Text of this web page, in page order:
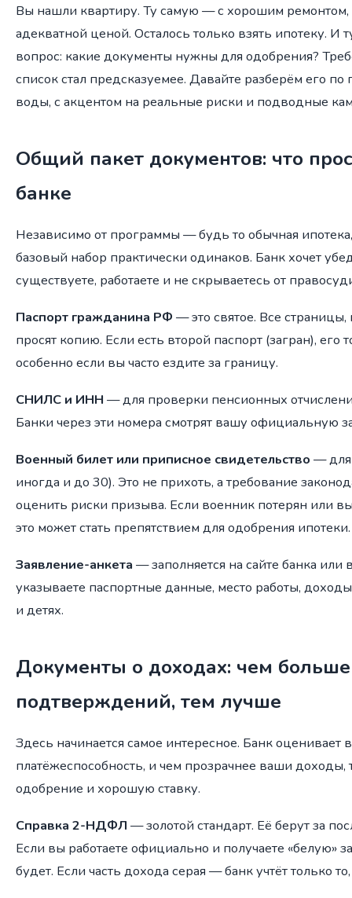
Вы нашли квартиру. Ту самую — с хорошим
адекватной ценой. Осталось только взять ипотеку. И
вопрос: какие документы нужны для одобрения?
список стал предсказуемее. Давайте разберём его
воды, с акцентом на реальные риски и подводные
Общий пакет документов: что
банке
Независимо от программы — будь то обычная
базовый набор практически одинаков. Банк хочет
существуете, работаете и не скрываетесь от
Паспорт гражданина РФ — это святое. Все страницы,
просят копию. Если есть второй паспорт (загран), его
особенно если вы часто ездите за границу.
СНИЛС и ИНН — для проверки пенсионных
Банки через эти номера смотрят вашу официальную
Военный билет или приписное свидетельство — для
иногда и до 30). Это не прихоть, а требование
оценить риски призыва. Если военник потерян или
это может стать препятствием для одобрения ипотеки.
Заявление-анкета — заполняется на сайте банка или
указываете паспортные данные, место работы,
и детях.
Документы о доходах: чем больше
подтверждений, тем лучше
Здесь начинается самое интересное. Банк оценивает
платёжеспособность, и чем прозрачнее ваши
одобрение и хорошую ставку.
Справка 2-НДФЛ — золотой стандарт. Её берут за
Если вы работаете официально и получаете «белую»
будет. Если часть дохода серая — банк учтёт только